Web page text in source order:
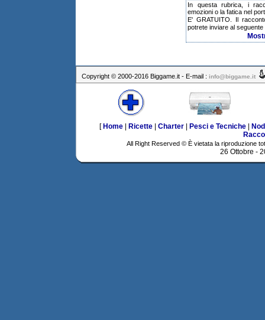
In questa rubrica, i
emozioni o la fatica nel
E' GRATUITO. Il
potrete inviare al
Copyright © 2000-2016 Biggame.it - E-mail : info@biggame.it
[ Home| Ricette| Charter| Pesci e Tecniche|
All Right Reserved © È vietata la riproduzione
26 Ottobre -